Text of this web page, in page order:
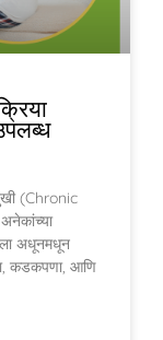
(Chronic
अधूनमधून
कडकपणा, आणि